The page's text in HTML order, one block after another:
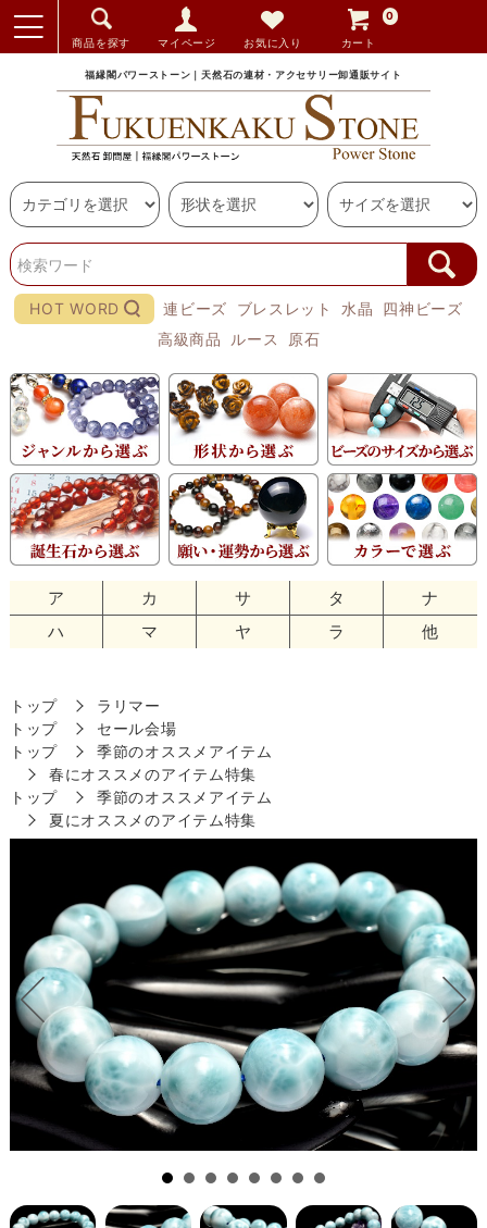
商品を探す マイページ お気に入り カート
0
福縁閣パワーストーン｜天然石の連材・アクセサリー卸通販サイト
HOT WORD 連ビーズ ブレスレット 水晶
四神ビーズ
高級商品
ルース 原石
ア カ サ タ
ナ
ハ
マ ヤ ラ 他
トップ
ラリマー
トップ
セール会場
トップ
季節のオススメアイテム
春にオススメのアイテム特集
トップ
季節のオススメアイテム
夏にオススメのアイテム特集